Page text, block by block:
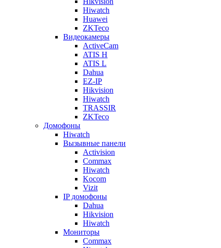
Hiwatch
Huawei
ZKTeco
Видеокамеры
ActiveCam
ATIS H
ATIS L
Dahua
EZ-IP
Hikvision
Hiwatch
TRASSIR
ZKTeco
Домофоны
Hiwatch
Вызывные панели
Activision
Commax
Hiwatch
Kocom
Vizit
IP домофоны
Dahua
Hikvision
Hiwatch
Мониторы
Commax